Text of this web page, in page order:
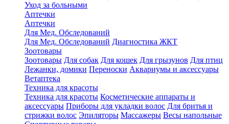
Уход за больными
Аптечки
Аптечки
Для Мед. Обследований
Для Мед. Обследований Диагностика ЖКТ
Зоотовары
Зоотовары Для собак Для кошек Для грызунов Для птиц
Лежанки, домики Переноски Аквариумы и аксессуары
Ветаптека
Техника для красоты
Техника для красоты Косметические аппараты и
аксессуары Приборы для укладки волос Для бритья и
стрижки волос Эпиляторы Массажеры Весы напольные